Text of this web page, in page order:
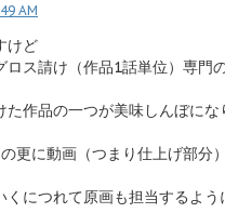
AM
けど
ロス請け（作品1話単位）専門
た作品の一つが美味しんぼにな
更に動画（つまり仕上げ部分
くにつれて原画も担当するよう